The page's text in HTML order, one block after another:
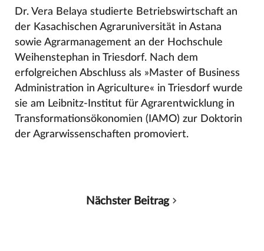
Dr. Vera Belaya studierte Betriebswirtschaft an
der Kasachischen Agraruniversität in Astana
sowie Agrarmanagement an der Hochschule
Weihenstephan in Triesdorf. Nach dem
erfolgreichen Abschluss als »Master of Business
Administration in Agriculture« in Triesdorf wurde
sie am Leibnitz-Institut für Agrarentwicklung in
Transformationsökonomien (IAMO) zur Doktorin
der Agrarwissenschaften promoviert.
Nächster Beitrag